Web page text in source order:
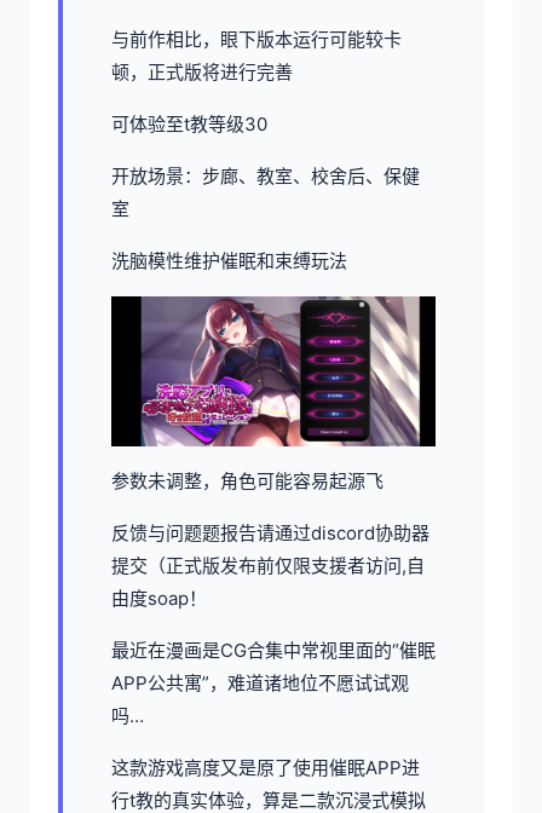
与前作相比，眼下版本运行可能较卡
顿，正式版将进行完善
可体验至t教等级30
开放场景：步廊、教室、校舍后、保健
室
洗脑模性维护催眠和束缚玩法
参数未调整，角色可能容易起源飞
反馈与问题题报告请通过discord协助器
提交（正式版发布前仅限支援者访问,自
由度soap！
最近在漫画是CG合集中常视里面的“催眠
APP公共寓”，难道诸地位不愿试试观
吗…
这款游戏高度又是原了使用催眠APP进
行t教的真实体验，算是二款沉浸式模拟